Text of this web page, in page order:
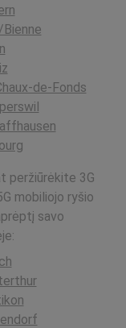
Bienne
de-Fonds
peržiūrėkite 3G
mobiliojo ryšio
savo